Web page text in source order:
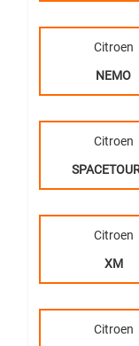
Citroen
NEMO
Citroen
Citroen
XM
Citroen